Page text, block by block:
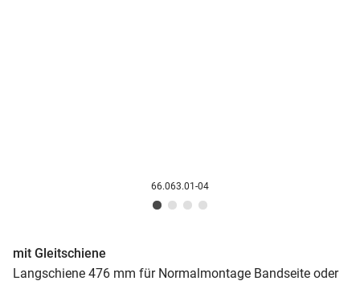
66.063.01-04
mit Gleitschiene
Langschiene 476 mm für Normalmontage Bandseite oder